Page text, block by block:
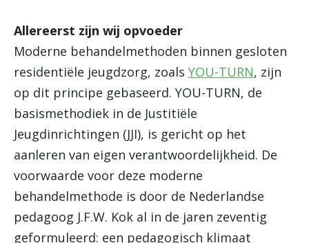
Allereerst zijn wij opvoeder
Moderne behandelmethoden binnen gesloten
residentiële jeugdzorg, zoals YOU-TURN, zijn
op dit principe gebaseerd. YOU-TURN, de
basismethodiek in de Justitiële
Jeugdinrichtingen (JJI), is gericht op het
aanleren van eigen verantwoordelijkheid. De
voorwaarde voor deze moderne
behandelmethode is door de Nederlandse
pedagoog J.F.W. Kok al in de jaren zeventig
geformuleerd: een pedagogisch klimaat